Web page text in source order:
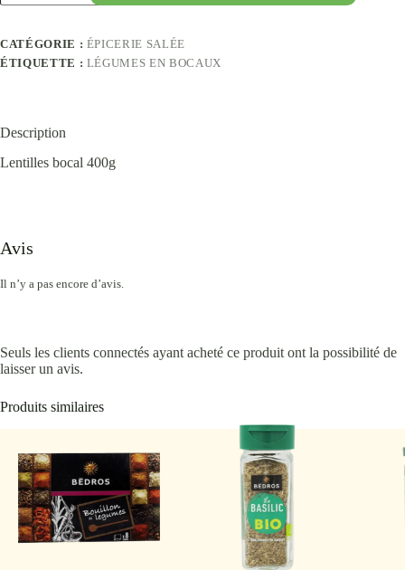
CATÉGORIE : ÉPICERIE SALÉE
ÉTIQUETTE : LÉGUMES EN BOCAUX
Description
Lentilles bocal 400g
Avis
Il n’y a pas encore d’avis.
Seuls les clients connectés ayant acheté ce produit ont la possibilité de
laisser un avis.
Produits similaires